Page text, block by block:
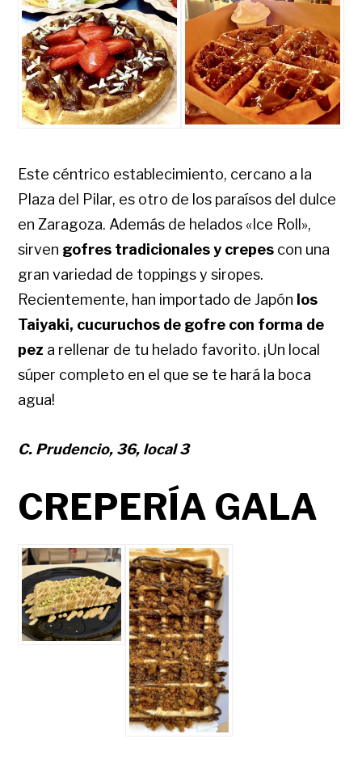
Este céntrico establecimiento, cercano a la
Plaza del Pilar, es otro de los paraísos del dulce
en Zaragoza. Además de helados «Ice Roll»,
sirven gofres tradicionales y crepes con una
gran variedad de toppings y siropes.
Recientemente, han importado de Japón los
Taiyaki, cucuruchos de gofre con forma de
pez a rellenar de tu helado favorito. ¡Un local
súper completo en el que se te hará la boca
agua!
C. Prudencio, 36, local 3
CREPERÍA GALA